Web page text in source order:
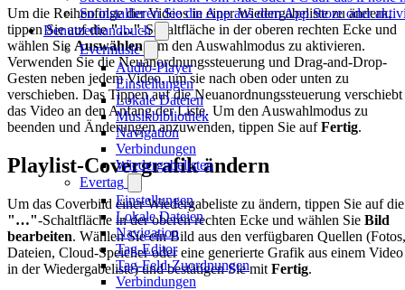
So installieren Sie die App aus dem App Store oder
Benutzerhandbuch
Evermusic
Audio-Player
Einstellungen
Lokale Dateien
Musikbibliothek
Navigation
Verbindungen
Wiedergabelisten
Evertag
Einstellungen
Lokale Dateien
Navigation
Tag-Editor
Tag-Feld-Zuordnungen
Verbindungen
Um die Reihenfolge der Videos in einer Wiedergabeliste zu ändern,
tippen Sie auf die"…"-Schaltfläche in der oberen rechten Ecke und
wählen Sie Auswählen, um den Auswahlmodus zu aktivieren.
Verwenden Sie die Neuanordnungssteuerung und Drag-and-Drop-
Gesten neben jedem Video, um sie nach oben oder unten zu
verschieben. Das Tippen auf die Neuanordnungssteuerung verschiebt
das Video an den Anfang der Liste. Um den Auswahlmodus zu
beenden und Änderungen anzuwenden, tippen Sie aufFertig.
Playlist-Covergrafik ändern
Um das Coverbild einer Wiedergabeliste zu ändern, tippen Sie auf die
"…"-Schaltfläche in der oberen rechten Ecke und wählen Sie Bild
bearbeiten. Wählen Sie ein Bild aus den verfügbaren Quellen (Fotos,
Dateien, Cloud-Speicher oder eine generierte Grafik aus einem Video
in der Wiedergabeliste) und bestätigen Sie mit Fertig.